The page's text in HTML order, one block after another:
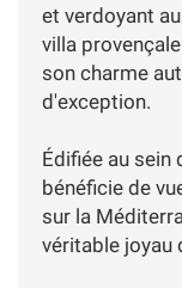
et verdoyant
villa
son charme
d'exception.
Édifiée au sein
bénéficie de
sur la
véritable joyau